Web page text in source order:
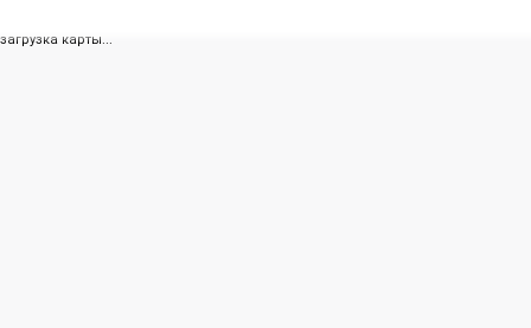
загрузка карты...